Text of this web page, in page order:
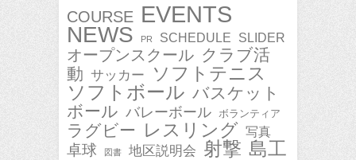
COURSE EVENTS
NEWS PR SCHEDULE SLIDER
オープンスクール クラブ活
動 サッカー ソフトテニス
ソフトボール バスケット
ボール バレーボール ボランティア
ラグビー レスリング 写真
卓球 図書 地区説明会 射撃 島工